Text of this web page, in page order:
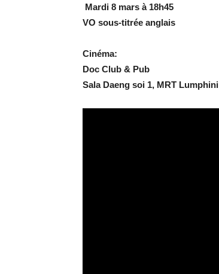
Mardi 8 mars à 18h45
VO sous-titrée anglais
Cinéma:
Doc Club & Pub
Sala Daeng soi 1, MRT Lumphini